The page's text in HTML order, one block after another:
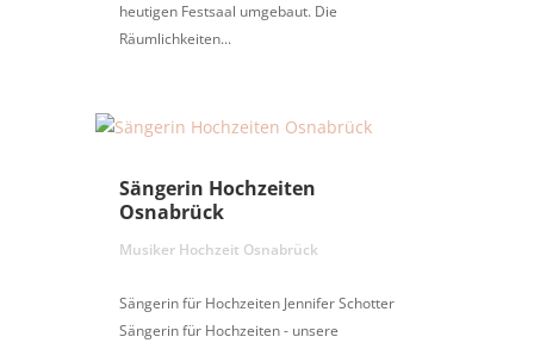
heutigen Festsaal umgebaut. Die
Räumlichkeiten...
Sängerin Hochzeiten
Osnabrück
Musiker Hochzeit Osnabrück
Sängerin für Hochzeiten Jennifer Schotter
Sängerin für Hochzeiten - unsere